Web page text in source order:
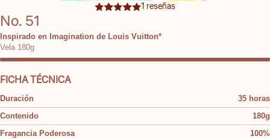
1 reseñas
No. 51
Inspirado en Imagination de Louis Vuitton*
Vela 180g
FICHA TÉCNICA
Duración
35 horas
Contenido
180g
Fragancia Poderosa
100%